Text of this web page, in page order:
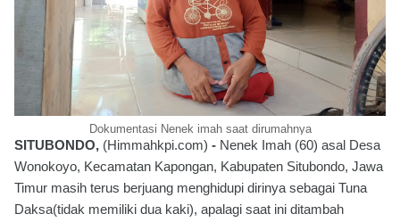
Dokumentasi Nenek imah saat dirumahnya
SITUBONDO, (Himmahkpi.com) - Nenek Imah (60) asal Desa
Wonokoyo, Kecamatan Kapongan, Kabupaten Situbondo, Jawa
Timur masih terus berjuang menghidupi dirinya sebagai Tuna
Daksa(tidak memiliki dua kaki), apalagi saat ini ditambah